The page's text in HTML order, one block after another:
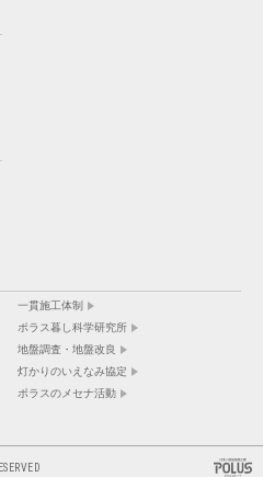
一貫施工体制
ポラス暮し科学研究所
地盤調査・地盤改良
灯かりのいえなみ協定
ポラスのメセナ活動